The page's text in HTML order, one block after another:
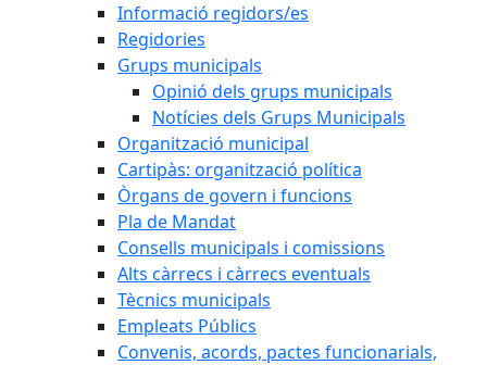
Informació regidors/es
Regidories
Grups municipals
Opinió dels grups municipals
Notícies dels Grups Municipals
Organització municipal
Cartipàs: organització política
Òrgans de govern i funcions
Pla de Mandat
Consells municipals i comissions
Alts càrrecs i càrrecs eventuals
Tècnics municipals
Empleats Públics
Convenis, acords, pactes funcionarials,